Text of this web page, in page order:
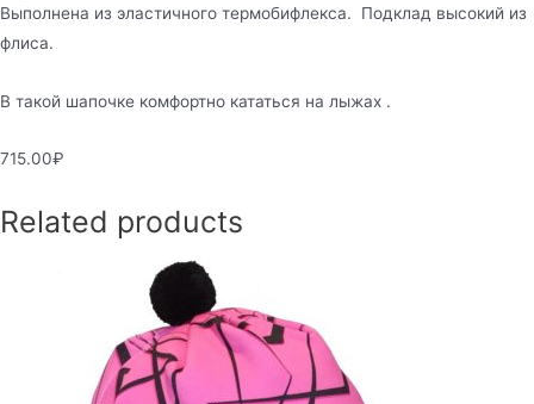
Выполнена из эластичного термобифлекса. Подклад высокий из
флиса.
В такой шапочке комфортно кататься на лыжах .
715.00₽
Related products